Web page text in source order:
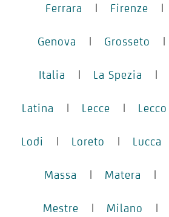
Ferrara | Firenze |
Genova | Grosseto |
Italia | La Spezia |
Latina | Lecce | Lecco
Lodi | Loreto | Lucca
Massa | Matera |
Mestre | Milano |